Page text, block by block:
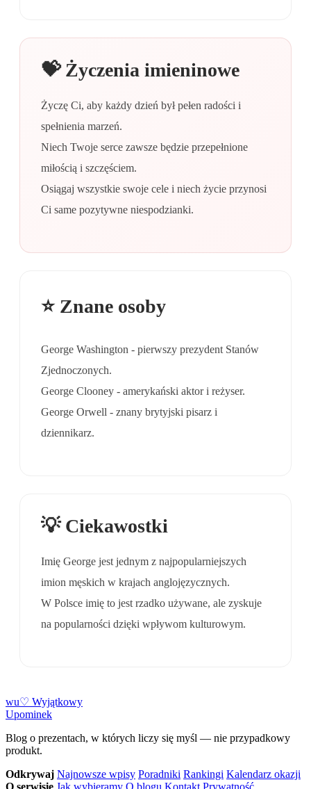
💝 Życzenia imieninowe
Życzę Ci, aby każdy dzień był pełen radości i
spełnienia marzeń.
Niech Twoje serce zawsze będzie przepełnione
miłością i szczęściem.
Osiągaj wszystkie swoje cele i niech życie przynosi
Ci same pozytywne niespodzianki.
⭐ Znane osoby
George Washington - pierwszy prezydent Stanów
Zjednoczonych.
George Clooney - amerykański aktor i reżyser.
George Orwell - znany brytyjski pisarz i
dziennikarz.
💡 Ciekawostki
Imię George jest jednym z najpopularniejszych
imion męskich w krajach anglojęzycznych.
W Polsce imię to jest rzadko używane, ale zyskuje
na popularności dzięki wpływom kulturowym.
wu♡ Wyjątkowy
Upominek
Blog o prezentach, w których liczy się myśl — nie przypadkowy
produkt.
Odkrywaj Najnowsze wpisy Poradniki Rankingi Kalendarz okazji
O serwisie Jak wybieramy O blogu Kontakt Prywatność